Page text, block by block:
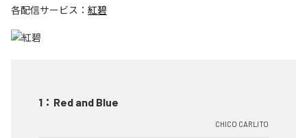
各配信サービス： 紅碧
1 ： Red and Blue
CHICO CARLITO